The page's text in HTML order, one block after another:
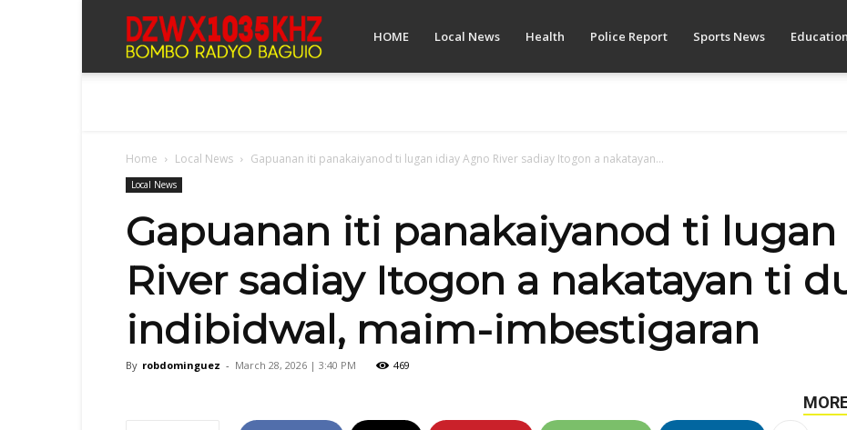
Bombo HOME Local News Health Police Report Sports News
Home Local News Gapuanan iti panakaiyanod ti lugan idiay Agno River sadiay Itogon a nakatayan...
Local News
Gapuanan iti panakaiyanod ti
River sadiay Itogon a nakatayan ti
indibidwal, maim-imbestigaran
By robdominguez - March 28, 2026 | 3:40 PM 469